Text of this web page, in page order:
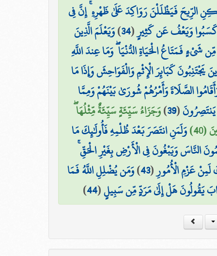
الرِّيحَ فَيَظْلَلْنَ رَوَاكِدَ عَلَىٰ ظَهْرِهِ ۚ إِنَّ فِي
كَسَبُوا وَيَعْفُ عَن كَثِيرٍ(
34
)وَيَعْلَمَ الَّذِينَ
شَيْءٍ فَمَتَاعُ الْحَيَاةِ الدُّنْيَا ۖ وَمَا عِندَ اللَّهِ
يَجْتَنِبُونَ كَبَائِرَ الْإِثْمِ وَالْفَوَاحِشَ وَإِذَا مَا
الصَّلَاةَ وَأَمْرُهُمْ شُورَىٰ بَيْنَهُمْ وَمِمَّا
يَنتَصِرُونَ(
39
)وَجَزَاءُ سَيِّئَةٍ سَيِّئَةٌ مِّثْلُهَا ۖ
وَلَمَنِ انتَصَرَ بَعْدَ ظُلْمِهِ فَأُولَٰئِكَ مَا
النَّاسَ وَيَبْغُونَ فِي الْأَرْضِ بِغَيْرِ الْحَقِّ
عَزْمِ الْأُمُورِ(
43
)وَمَن يُضْلِلِ اللَّهُ فَمَا
يَقُولُونَ هَلْ إِلَىٰ مَرَدٍّ مِّن سَبِيلٍ(
44
)